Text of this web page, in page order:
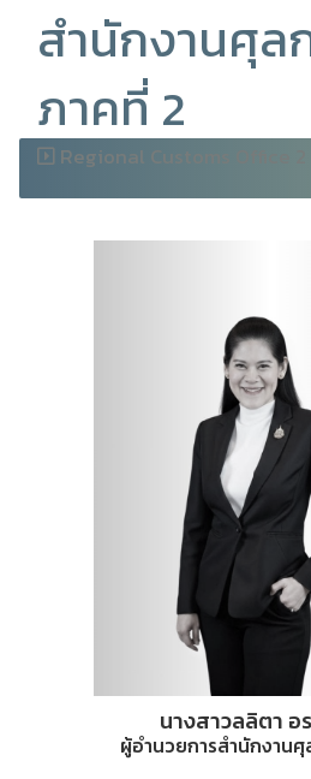
สำนักงานศุล
ภาคที่ 2
Regional Customs Office 2
นางสาวลลิตา อ
ผู้อำนวยการสำนักงาน